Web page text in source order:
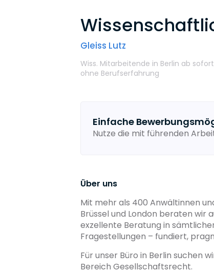
Gleiss Lutz
Wiss. Mitarbeitende in Berlin ab sofort
ohne Berufserfahrung
Einfache
Nutze die mit führenden
Über uns
Mit mehr als 400 Anwältinnen
Brüssel und London beraten wir
exzellente Beratung in
Fragestellungen – fundiert,
Für unser Büro in Berlin suchen
Bereich Gesellschaftsrecht.